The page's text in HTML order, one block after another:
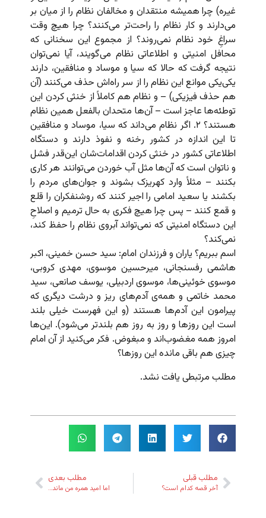
غیره) چرا همیشه منتقدان و مخالفان نظام را از میان بر
می‌دارند و کار نظام را راحت‌تر می‌کنند؟ چرا هیچ وقت
سراغِ خود نظام نمی‌روند؟ از مجموع این سخنانی که
محافل امنیتی و اطلاعاتی نظام می‌گویند، آیا نمی‌توان
نتیجه گرفت که حالا که سیا و موساد و منافقین، دارند
یکی‌یکی موانع این نظام را از سر راه‌اش حذف می‌کنند (آن
هم حذف فیزیکی) – و نظام هم کاملاً از خنثی کردن این
توطئه‌ها عاجز است – آن‌ها متحدان بالفعل همین نظام
هستند؟ ۲. اگر نظام می‌داند که سیا، موساد و منافقین
تا این اندازه در کشور رخنه و نفوذ دارند و دستگاه
اطلاعاتی کشور در خنثی کردن اقدامات‌شان این‌قدر فشل
و ناتوان است که آن‌ها مثل آب خوردن می‌توانند هر کاری
بکنند – مثلاً وارد کهریزک بشوند و جوان‌های مردم را
بکشند یا سعید امامی را اجیر کنند که روشنفکران را قلع
و قمع کنند – پس چرا هیچ فکری به حال ترمیم و اصلاحِ
این دستگاه امنیتی که نمی‌تواند آبروی نظام را حفظ کند،
نمی‌کند؟
اسم ببریم؟ یاران و فرزندان امام: سید حسن خمینی، اکبر
هاشمی رفسنجانی، میرحسین موسوی، مهدی کروبی،
موسوی خوئینی‌ها، موسوی اردبیلی، یوسف صانعی، سید
محمد خاتمی و همه‌ی آدم‌های ریز و درشت دیگری که
پیرامون این آدم‌ها هستند (و این فهرست خیلی بلند
است این روزها و روز به روز هم بلندتر می‌شود). این‌ها
امروز همه مغضوب‌اند و مبغوض. فکر می‌کنید از آن امام
چیزی هم باقی مانده این روزها؟
مطلب مرتبطی یافت نشد.
مطلب قبلی
آخر قصه کدام است؟
مطلب بعدی
اما امید همره من ماند…